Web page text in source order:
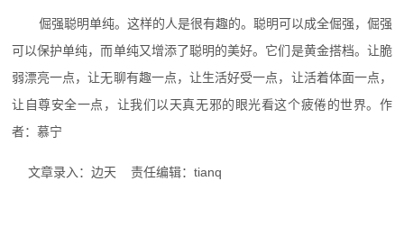
倔强聪明单纯。这样的人是很有趣的。聪明可以成全倔强，倔强
可以保护单纯，而单纯又增添了聪明的美好。它们是黄金搭档。让脆
弱漂亮一点，让无聊有趣一点，让生活好受一点，让活着体面一点，
让自尊安全一点，让我们以天真无邪的眼光看这个疲倦的世界。作
者：慕宁
文章录入：边天 责任编辑：tianq